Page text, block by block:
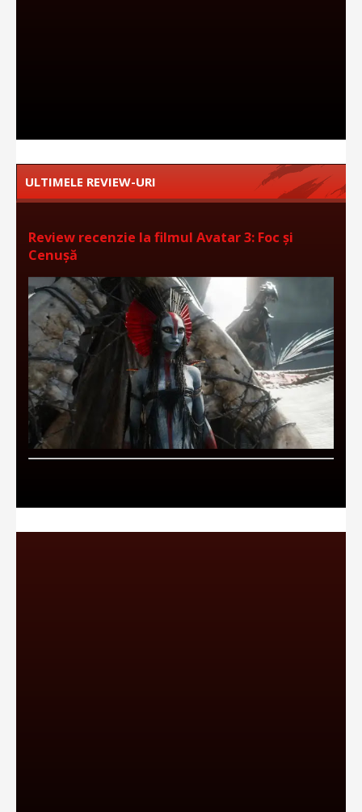
ULTIMELE REVIEW-URI
Review recenzie la filmul Avatar 3: Foc și
Cenușă